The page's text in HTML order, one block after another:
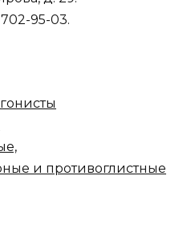
95-03.
и противоглистные